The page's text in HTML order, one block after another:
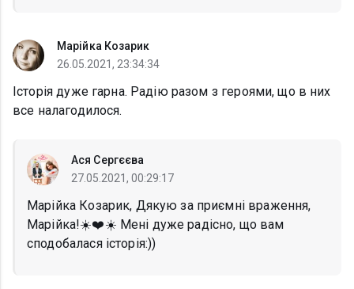
Марійка Козарик
26.05.2021, 23:34:34
Історія дуже гарна. Радію разом з героями, що в них
все налагодилося.
Ася Сергєєва
27.05.2021, 00:29:17
Марійка Козарик, Дякую за приємні враження,
Марійка!☀️❤️☀️ Мені дуже радісно, що вам
сподобалася історія:))